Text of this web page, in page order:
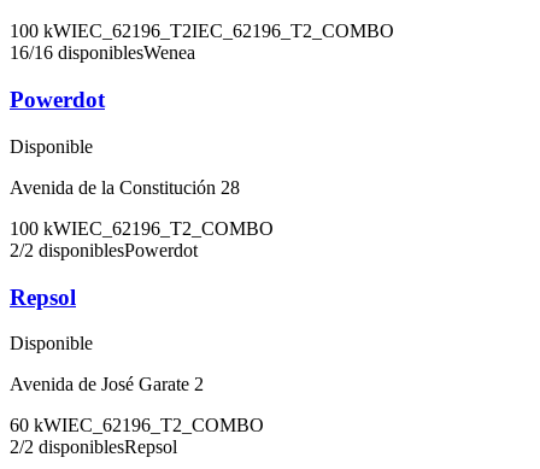
100 kWIEC_62196_T2IEC_62196_T2_COMBO
16/16 disponiblesWenea
Powerdot
Disponible
Avenida de la Constitución 28
100 kWIEC_62196_T2_COMBO
2/2 disponiblesPowerdot
Repsol
Disponible
Avenida de José Garate 2
60 kWIEC_62196_T2_COMBO
2/2 disponiblesRepsol